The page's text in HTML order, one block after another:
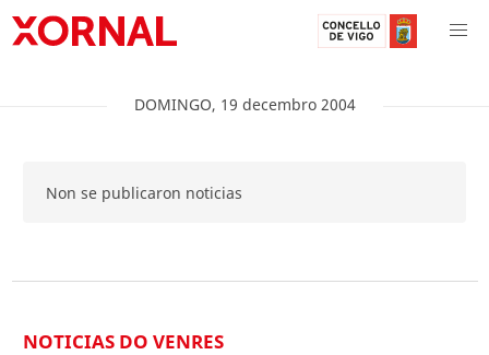
DOMINGO, 19 decembro 2004
Non se publicaron noticias
NOTICIAS DO VENRES